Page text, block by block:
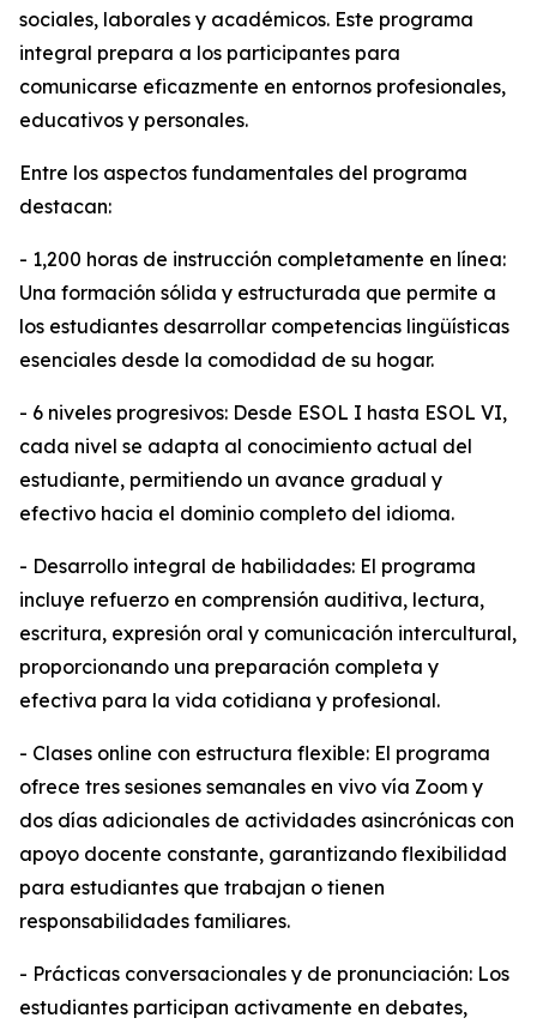
sociales, laborales y académicos. Este programa
integral prepara a los participantes para
comunicarse eficazmente en entornos profesionales,
educativos y personales.
Entre los aspectos fundamentales del programa
destacan:
- 1,200 horas de instrucción completamente en línea:
Una formación sólida y estructurada que permite a
los estudiantes desarrollar competencias lingüísticas
esenciales desde la comodidad de su hogar.
- 6 niveles progresivos: Desde ESOL I hasta ESOL VI,
cada nivel se adapta al conocimiento actual del
estudiante, permitiendo un avance gradual y
efectivo hacia el dominio completo del idioma.
- Desarrollo integral de habilidades: El programa
incluye refuerzo en comprensión auditiva, lectura,
escritura, expresión oral y comunicación intercultural,
proporcionando una preparación completa y
efectiva para la vida cotidiana y profesional.
- Clases online con estructura flexible: El programa
ofrece tres sesiones semanales en vivo vía Zoom y
dos días adicionales de actividades asincrónicas con
apoyo docente constante, garantizando flexibilidad
para estudiantes que trabajan o tienen
responsabilidades familiares.
- Prácticas conversacionales y de pronunciación: Los
estudiantes participan activamente en debates,